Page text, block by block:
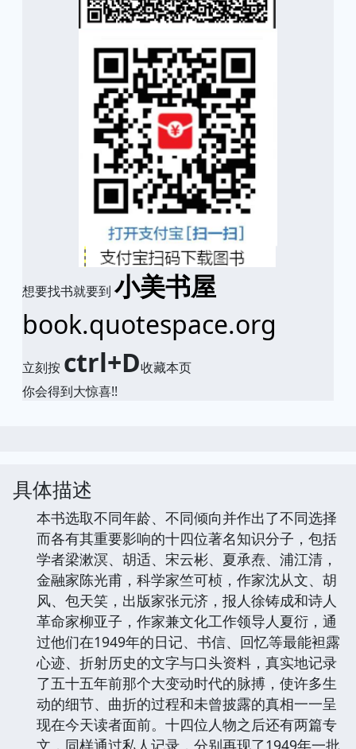
想要找书就要到 小美书屋
book.quotespace.org
立刻按 ctrl+D收藏本页
你会得到大惊喜!!
具体描述
本书选取不同年龄、不同倾向并作出了不同选择
而各有其重要影响的十四位著名知识分子，包括
学者梁漱溟、胡适、宋云彬、夏承焘、浦江清，
金融家陈光甫，科学家竺可桢，作家沈从文、胡
风、包天笑，出版家张元济，报人徐铸成和诗人
革命家柳亚子，作家兼文化工作领导人夏衍，通
过他们在1949年的日记、书信、回忆等最能袒露
心迹、折射历史的文字与口头资料，真实地记录
了五十五年前那个大变动时代的脉搏，使许多生
动的细节、曲折的过程和未曾披露的真相一一呈
现在今天读者面前。十四位人物之后还有两篇专
文，同样通过私人记录，分别再现了1949年一批